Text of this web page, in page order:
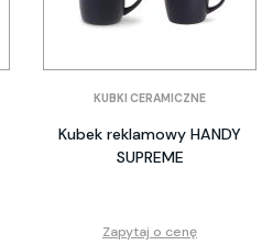
KUBKI CERAMICZNE
Kubek reklamowy HANDY
SUPREME
Zapytaj o cenę